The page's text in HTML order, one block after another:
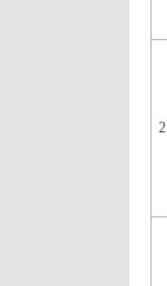
2.